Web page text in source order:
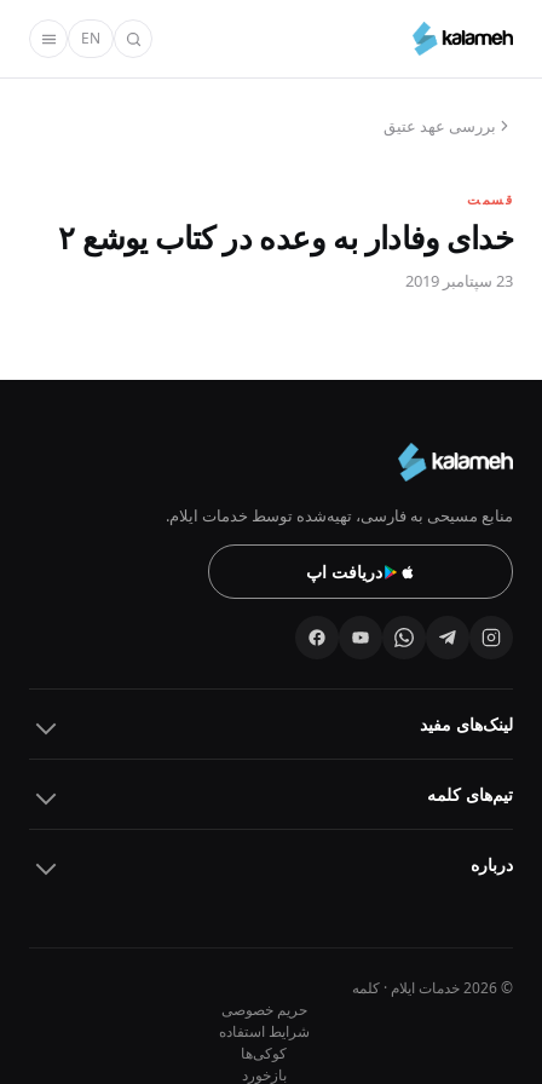
محتوای
EN
بررسی عهد عتیق
قسمت
خدای وفادار به وعده در کتاب یوشع ۲
23 سپتامبر 2019
منابع مسیحی به فارسی، تهیه‌شده توسط خدمات ایلام.
دریافت اپ
لینک‌های مفید
تیم‌های کلمه
درباره
© 2026 خدمات ایلام · کلمه
حریم خصوصی
شرایط استفاده
کوکی‌ها
بازخورد
10